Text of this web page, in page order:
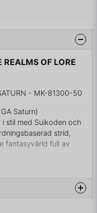
OF LORE
- MK-81300-50
Saturn)
i stil med Suikoden och
strid,
fantasyvärld full av
en med egna
Välj och
i strid, för att skapa